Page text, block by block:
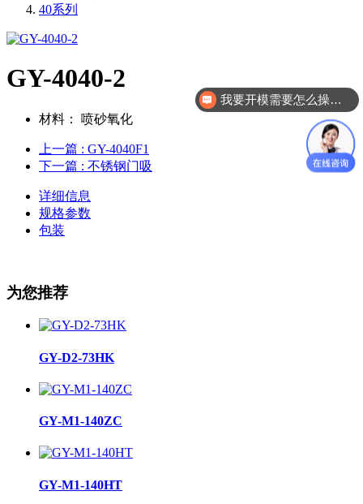
40系列
GY-4040-2
材料： 喷砂氧化
上一篇 : GY-4040F1
下一篇 : 不锈钢门吸
详细信息
规格参数
包装
为您推荐
GY-D2-73HK
GY-M1-140ZC
GY-M1-140HT
我要开模需要怎么操作？